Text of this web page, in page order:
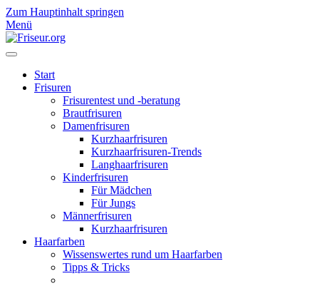
Zum Hauptinhalt springen
Menü
Start
Frisuren
Frisurentest und -beratung
Brautfrisuren
Damenfrisuren
Kurzhaarfrisuren
Kurzhaarfrisuren-Trends
Langhaarfrisuren
Kinderfrisuren
Für Mädchen
Für Jungs
Männerfrisuren
Kurzhaarfrisuren
Haarfarben
Wissenswertes rund um Haarfarben
Tipps & Tricks